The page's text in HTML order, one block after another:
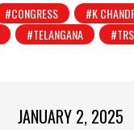
#CONGRESS
#K
#TELANGANA #TRS
JANUARY 2, 2025